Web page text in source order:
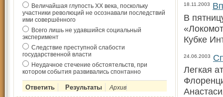
Величайшая глупость ХХ века, поскольку
участники революций не осознавали последствий
ими совершённого
Всего лишь не удавшийся социальный
эксперимент
Следствие преступной слабости
государственной власти
Неудачное стечение обстоятельств, при
котором события развивались спонтанно
Архив
18.11.2003
В
Кубке
24.06.2003
Легкая